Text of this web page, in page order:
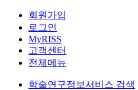
회원가입
로그인
MyRISS
고객센터
전체메뉴
학술연구정보서비스 검색